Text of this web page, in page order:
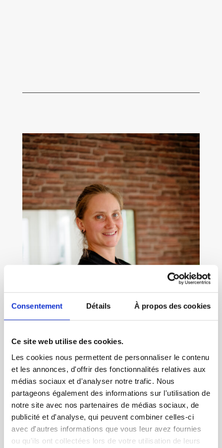
Consentement Détails À propos des cookies
Ce site web utilise des cookies.
Les cookies nous permettent de personnaliser le contenu
et les annonces, d'offrir des fonctionnalités relatives aux
médias sociaux et d'analyser notre trafic. Nous
partageons également des informations sur l'utilisation de
notre site avec nos partenaires de médias sociaux, de
publicité et d'analyse, qui peuvent combiner celles-ci
avec d'autres informations que vous leur avez fournies
ou qu'ils ont collectées lors de votre utilisation de leurs
LE FORTLAURANE
OSTEOPATHE